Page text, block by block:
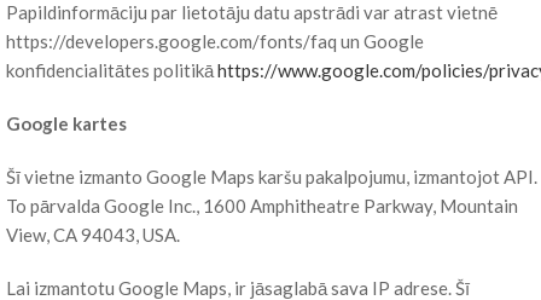
Papildinformāciju par lietotāju datu apstrādi var atrast vietnē
https://developers.google.com/fonts/faq un Google
konfidencialitātes politikāhttps://www.google.com/policies/
Google kartes
Šī vietne izmanto Google Maps karšu pakalpojumu, izmantojot API.
To pārvalda Google Inc., 1600 Amphitheatre Parkway, Mountain
View, CA 94043, USA.
Lai izmantotu Google Maps, ir jāsaglabā sava IP adrese. Šī